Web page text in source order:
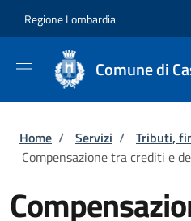
Regione Lombardia
Comune di
Briciole di pane
Home / Servizi / Tributi,
Compensazione tra crediti e